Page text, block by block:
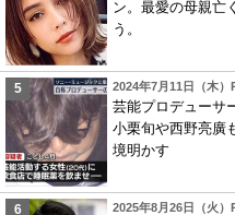
ン。最愛の母親亡
う。
2024年7月11日（木）
芸能プロデューサ
小栗旬や西野亮廣
境明かす
2025年8月26日（火）